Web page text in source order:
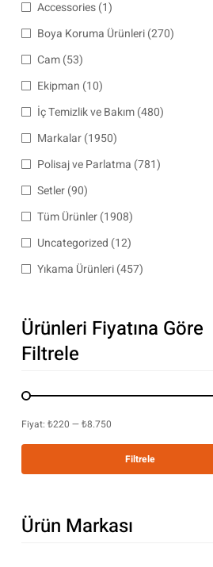
Accessories(1)
Boya Koruma Ürünleri(270)
Cam(53)
Ekipman (10)
İç Temizlik ve Bakım(480)
Markalar(1950)
Polisaj ve Parlatma (781)
Setler(90)
Tüm Ürünler(1908)
Uncategorized (12)
Yıkama Ürünleri(457)
Ürünleri Fiyatına Göre
Filtrele
Filtrele
Fiyat: ₺220 —₺8.750
Ürün Markası